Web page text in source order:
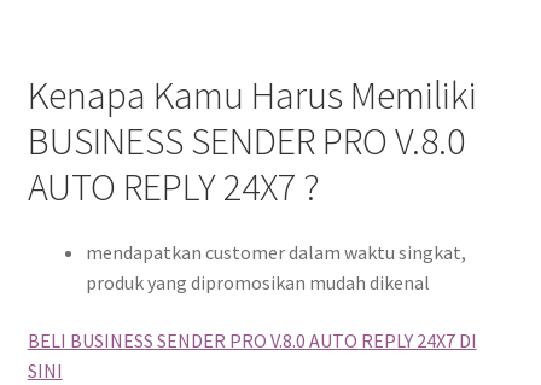
Kenapa Kamu Harus Memiliki
BUSINESS SENDER PRO V.8.0
AUTO REPLY 24X7 ?
mendapatkan customer dalam waktu singkat,
produk yang dipromosikan mudah dikenal
BELI BUSINESS SENDER PRO V.8.0 AUTO REPLY 24X7 DI
SINI